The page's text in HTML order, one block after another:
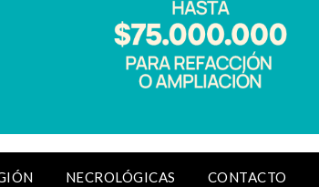
NECROLÓGICAS CONTACTO